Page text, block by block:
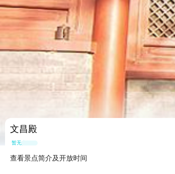
文昌殿
暂无点评
查看景点简介及开放时间